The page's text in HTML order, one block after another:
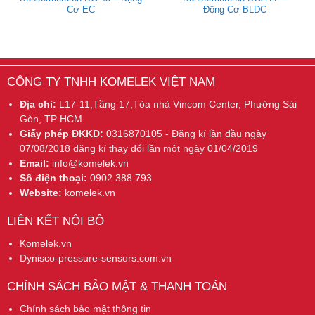
Cơ EC
Động Cơ BLDC
CÔNG TY TNHH KOMELEK VIỆT NAM
Địa chỉ: L17-11,Tầng 17,Tòa nhà Vincom Center, Phường Sài
Gòn, TP HCM
Giấy phép ĐKKD: 0316870105 - Đăng kí lần đầu ngày
07/08/2018 đăng kí thay đổi lần một ngày 01/04/2019
Email: info@komelek.vn
Số điện thoại: 0902 388 793
Website: komelek.vn
LIÊN KẾT NỘI BỘ
Komelek.vn
Dynisco-pressure-sensors.com.vn
CHÍNH SÁCH BẢO MẬT & THANH TOÁN
Chính sách bảo mật thông tin